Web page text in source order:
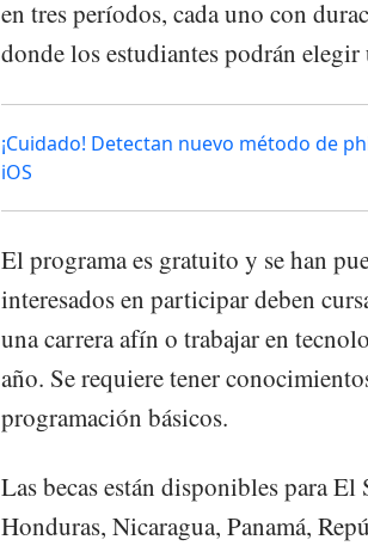
en tres períodos, cada uno con
donde los estudiantes podrán
¡Cuidado! Detectan nuevo método de
iOS
El programa es gratuito y se han
interesados en participar deben
una carrera afín o trabajar en
año. Se requiere tener
programación básicos.
Las becas están disponibles para
Honduras, Nicaragua, Panamá,